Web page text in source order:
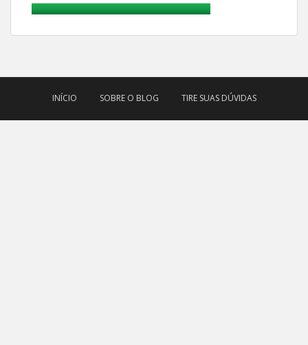
INÍCIO SOBRE O BLOG TIRE SUAS DÚVIDAS